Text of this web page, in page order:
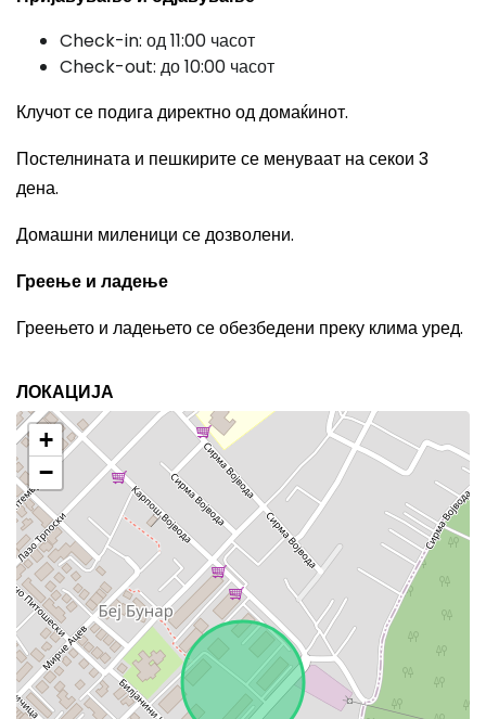
Check-in: од 11:00 часот
Check-out: до 10:00 часот
Клучот се подига директно од домаќинот.
Постелнината и пешкирите се менуваат на секои 3
дена.
Домашни миленици се дозволени.
Греење и ладење
Греењето и ладењето се обезбедени преку клима уред.
ЛОКАЦИЈА
+
−